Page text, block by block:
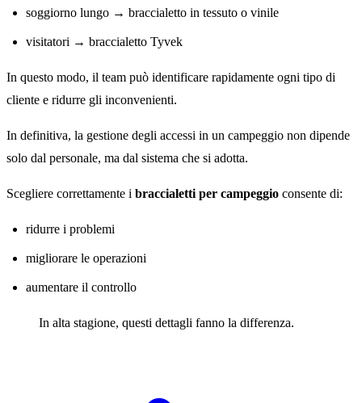
soggiorno lungo → braccialetto in tessuto o vinile
visitatori → braccialetto Tyvek
In questo modo, il team può identificare rapidamente ogni tipo di
cliente e ridurre gli inconvenienti.
In definitiva, la gestione degli accessi in un campeggio non dipende
solo dal personale, ma dal sistema che si adotta.
Scegliere correttamente i braccialetti per campeggio consente di:
ridurre i problemi
migliorare le operazioni
aumentare il controllo
In alta stagione, questi dettagli fanno la differenza.